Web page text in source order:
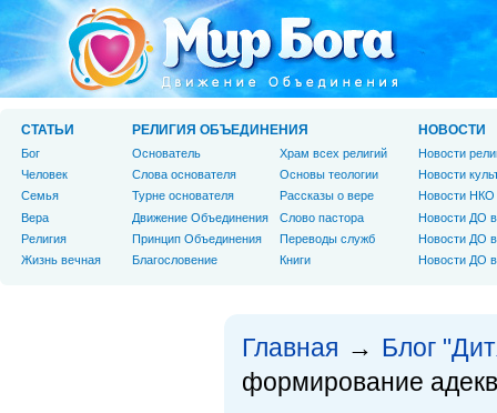
Главная → Блог
формирование
СТАТЬИ
Бог
Человек
Cемья
Вера
Религия
Жизнь вечная
РЕЛИГИЯ ОБЪЕДИНЕНИЯ
Основатель
Слова основателя
Турне основателя
Движение Объединения
Принцип Объединения
Благословение
Храм всех религий
Основы теологии
Рассказы о вере
Слово пастора
Переводы служб
Книги
НОВОСТИ
Новости
Новости
Новости НКО
Новости ДО
Новости ДО
Новости ДО